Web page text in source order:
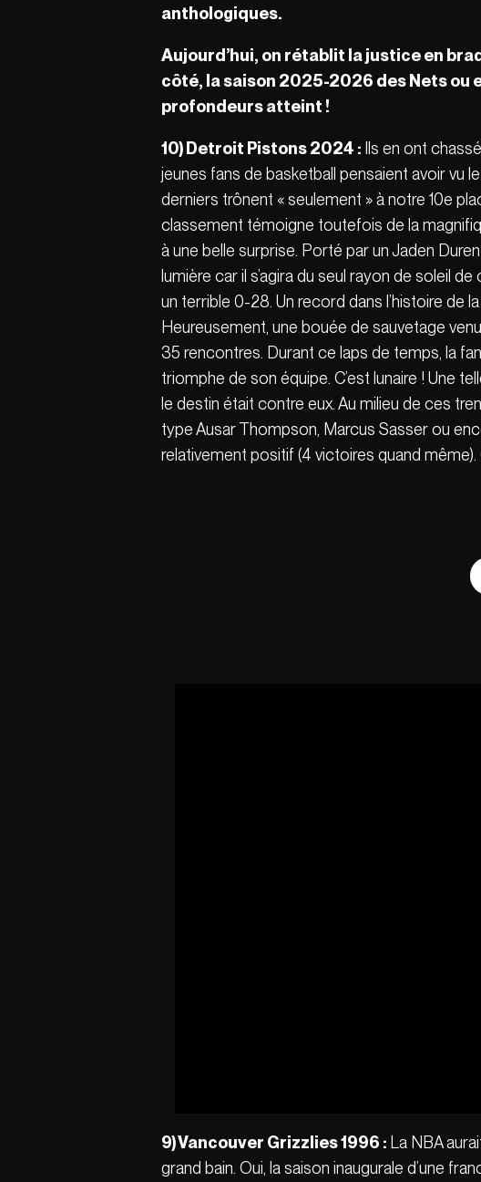
anthologiques.
Aujourd’hui, on rétablit la justice en
côté, la saison 2025-2026 des Nets ou
profondeurs atteint !
10) Detroit Pistons 2024 : Ils en ont
jeunes fans de basketball pensaient avoir vu
derniers trônent « seulement » à notre 10e
classement témoigne toutefois de la
à une belle surprise. Porté par un Jaden
lumière car il s’agira du seul rayon de soleil
un terrible 0-28. Un record dans l’histoire de
Heureusement, une bouée de sauvetage
35 rencontres. Durant ce laps de temps, la
triomphe de son équipe. C’est lunaire ! Une
le destin était contre eux. Au milieu de ces
type Ausar Thompson, Marcus Sasser ou
relativement positif (4 victoires quand
9) Vancouver Grizzlies 1996 : La NBA
grand bain. Oui, la saison inaugurale d’une